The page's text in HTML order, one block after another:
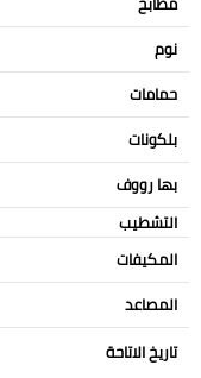
نوم
حمامات
بلكونات
بها رووف
التشطيب
المكيفات
المصاعد
تاريخ الاتاحة